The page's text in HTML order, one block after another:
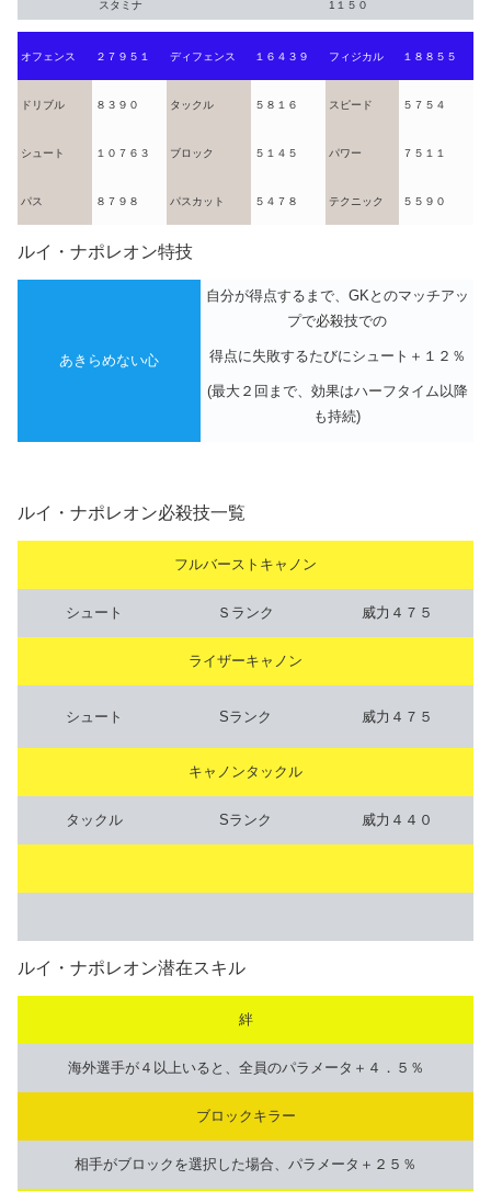
スタミナ 1１５０
オフェンス ２７９５１ ディフェンス １６４３９ フィジカル １８８５５
ドリブル ８３９０ タックル ５８１６ スピード ５７５４
シュート １０７６３ ブロック ５１４５ パワー ７５１１
パス ８７９８ パスカット ５４７８ テクニック ５５９０
ルイ・ナポレオン特技
あきらめない心
自分が得点するまで、GKとのマッチアッ
プで必殺技での
得点に失敗するたびにシュート＋１２％
(最大２回まで、効果はハーフタイム以降
も持続)
ルイ・ナポレオン必殺技一覧
フルバーストキャノン
シュート Ｓランク 威力４７５
ライザーキャノン
シュート Sランク 威力４７５
キャノンタックル
タックル Sランク 威力４４０
ルイ・ナポレオン潜在スキル
絆
海外選手が４以上いると、全員のパラメータ＋４．５％
ブロックキラー
相手がブロックを選択した場合、パラメータ＋２５％